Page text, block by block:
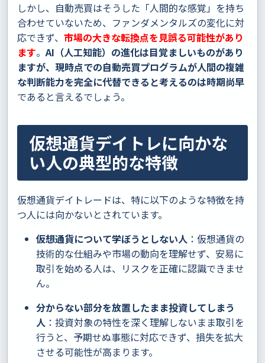
しかし、自動売買はそうした「人間的な感覚」を持ち
合わせていないため、ファンダメンタルズの変化に対
応できず、 市場の大きな転換点を見誤る可能性があり
ます。AI（人工知能）の進化は目覚ましいものがあり
ますが、現時点での自動売買プログラムが人間の複雑
な判断能力を完全に代替できると考えるのは時期尚早
であると言えるでしょう。
仮想通貨デイトレに向かな
い人の典型的な特徴
仮想通貨デイトレードは、特に以下のような特徴を持
つ人には向かないとされています。
仮想通貨について学ぼうとしない人 ：仮想通貨の
技術的な仕組みや市場の動向を理解せず、安易に
取引を始める人は、リスクを正確に認識できませ
ん。
分からない部分を放置したまま投資してしまう
人 ：投資対象の特性を深く理解しないまま取引を
行うと、予期せぬ事態に対応できず、損失を拡大
させる可能性が高まります。